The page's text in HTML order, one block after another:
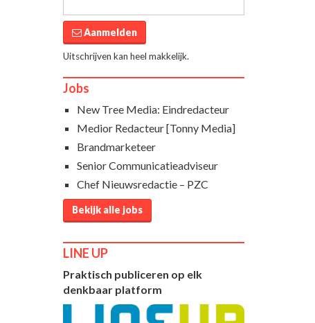
Aanmelden
Uitschrijven kan heel makkelijk.
Jobs
New Tree Media: Eindredacteur
Medior Redacteur [Tonny Media]
Brandmarketeer
Senior Communicatieadviseur
Chef Nieuwsredactie – PZC
Bekijk alle jobs
LINE UP
Praktisch publiceren op elk
denkbaar platform